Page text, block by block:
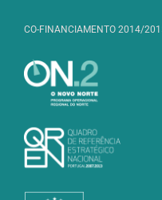
CO-FINANCIAMENTO 2014/